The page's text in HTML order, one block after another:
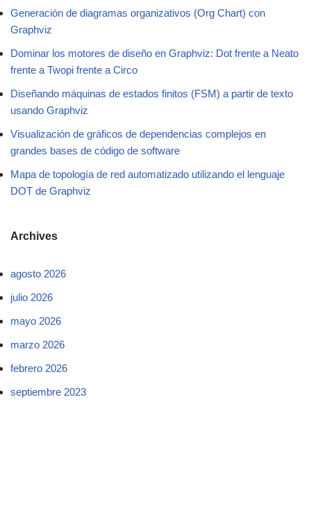
Generación de diagramas organizativos (Org Chart) con
Graphviz
Dominar los motores de diseño en Graphviz: Dot frente a Neato
frente a Twopi frente a Circo
Diseñando máquinas de estados finitos (FSM) a partir de texto
usando Graphviz
Visualización de gráficos de dependencias complejos en
grandes bases de código de software
Mapa de topología de red automatizado utilizando el lenguaje
DOT de Graphviz
Archives
agosto 2026
julio 2026
mayo 2026
marzo 2026
febrero 2026
septiembre 2023